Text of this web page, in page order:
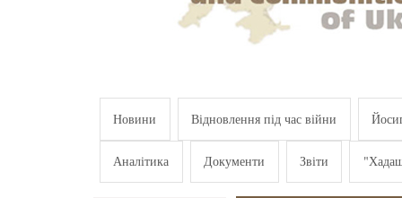
Новини Відновлення під час війни
Аналітика Документи Звіти